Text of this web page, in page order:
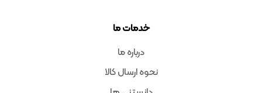
خدمات ما
درباره ما
نحوه ارسال کالا